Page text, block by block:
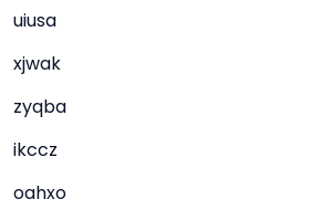
uiusa
xjwak
zyqba
ikccz
oahxo